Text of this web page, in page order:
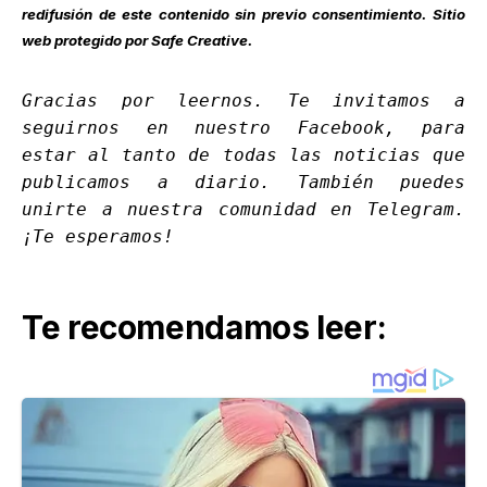
redifusión de este contenido sin previo consentimiento. Sitio
web protegido por Safe Creative.
Gracias por leernos. Te invitamos a
seguirnos en nuestro Facebook , para
estar al tanto de todas las noticias que
publicamos a diario. También puedes
unirte a nuestra comunidad en Telegram.
¡Te esperamos!
Te recomendamos leer: